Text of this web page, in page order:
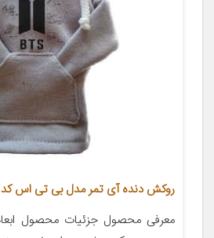
روکش دنده آی تمر مدل بی تی اس کد 426